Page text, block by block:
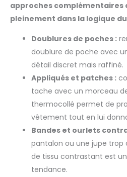
approches complémentaires
pleinement dans la logique
Doublures de poches :
doublure de poche avec
détail discret mais raffiné.
Appliqués et patches :
tache avec un morceau
thermocollé permet de
vêtement tout en lui
Bandes et ourlets
pantalon ou une jupe
de tissu contrastant est
tendance.